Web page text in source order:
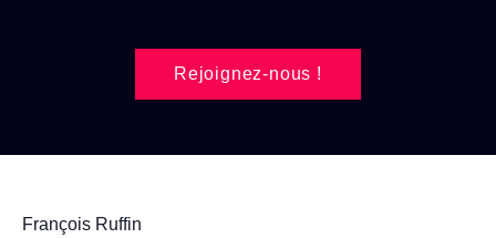
Rejoignez-nous !
François Ruffin